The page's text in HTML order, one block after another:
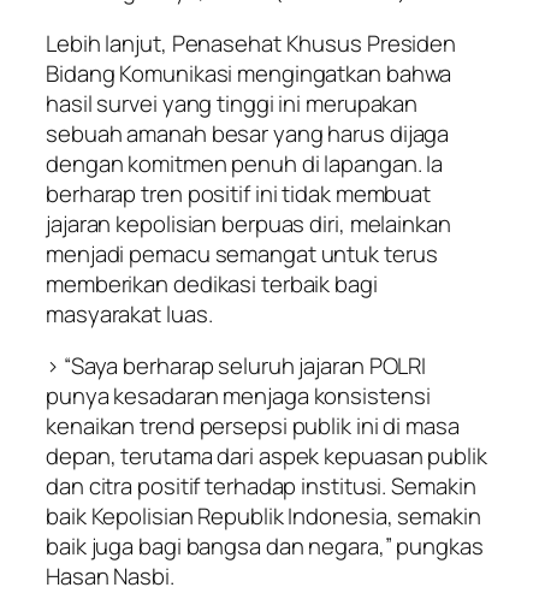
Lebih lanjut, Penasehat Khusus Presiden
Bidang Komunikasi mengingatkan bahwa
hasil survei yang tinggi ini merupakan
sebuah amanah besar yang harus dijaga
dengan komitmen penuh di lapangan. Ia
berharap tren positif ini tidak membuat
jajaran kepolisian berpuas diri, melainkan
menjadi pemacu semangat untuk terus
memberikan dedikasi terbaik bagi
masyarakat luas.
> “Saya berharap seluruh jajaran POLRI
punya kesadaran menjaga konsistensi
kenaikan trend persepsi publik ini di masa
depan, terutama dari aspek kepuasan publik
dan citra positif terhadap institusi. Semakin
baik Kepolisian Republik Indonesia, semakin
baik juga bagi bangsa dan negara,” pungkas
Hasan Nasbi.